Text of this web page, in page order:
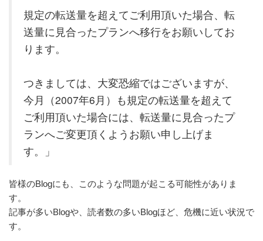
規定の転送量を超えてご利用頂いた場合、転
送量に見合ったプランへ移行をお願いしてお
ります。
つきましては、大変恐縮ではございますが、
今月（2007年6月）も規定の転送量を超えて
ご利用頂いた場合には、転送量に見合ったプ
ランへご変更頂くようお願い申し上げま
す。」
皆様のBlogにも、このような問題が起こる可能性がありま
す。
記事が多いBlogや、読者数の多いBlogほど、危機に近い状況で
す。